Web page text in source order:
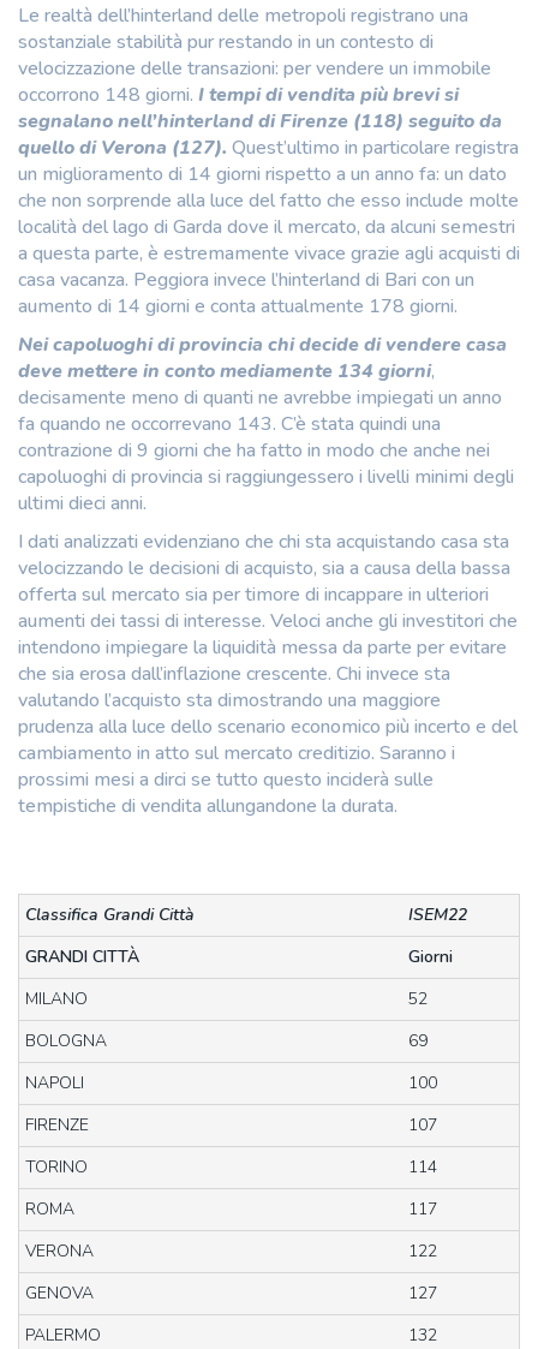
Le realtà dell’hinterland delle metropoli registrano una
sostanziale stabilità pur restando in un contesto di
velocizzazione delle transazioni: per vendere un immobile
occorrono 148 giorni. I tempi di vendita più brevi si
segnalano nell’hinterland di Firenze (118) seguito da
quello di Verona (127). Quest’ultimo in particolare registra
un miglioramento di 14 giorni rispetto a un anno fa: un dato
che non sorprende alla luce del fatto che esso include molte
località del lago di Garda dove il mercato, da alcuni semestri
a questa parte, è estremamente vivace grazie agli acquisti di
casa vacanza. Peggiora invece l’hinterland di Bari con un
aumento di 14 giorni e conta attualmente 178 giorni.
Nei capoluoghi di provincia chi decide di vendere casa
deve mettere in conto mediamente 134 giorni,
decisamente meno di quanti ne avrebbe impiegati un anno
fa quando ne occorrevano 143. C’è stata quindi una
contrazione di 9 giorni che ha fatto in modo che anche nei
capoluoghi di provincia si raggiungessero i livelli minimi degli
ultimi dieci anni.
I dati analizzati evidenziano che chi sta acquistando casa sta
velocizzando le decisioni di acquisto, sia a causa della bassa
offerta sul mercato sia per timore di incappare in ulteriori
aumenti dei tassi di interesse. Veloci anche gli investitori che
intendono impiegare la liquidità messa da parte per evitare
che sia erosa dall’inflazione crescente. Chi invece sta
valutando l’acquisto sta dimostrando una maggiore
prudenza alla luce dello scenario economico più incerto e del
cambiamento in atto sul mercato creditizio. Saranno i
prossimi mesi a dirci se tutto questo inciderà sulle
tempistiche di vendita allungandone la durata.
Classifica Grandi Città
ISEM22
GRANDI CITTÀ
Giorni
MILANO
52
BOLOGNA
69
NAPOLI
100
FIRENZE
107
TORINO
114
ROMA
117
VERONA
122
GENOVA
127
PALERMO
132